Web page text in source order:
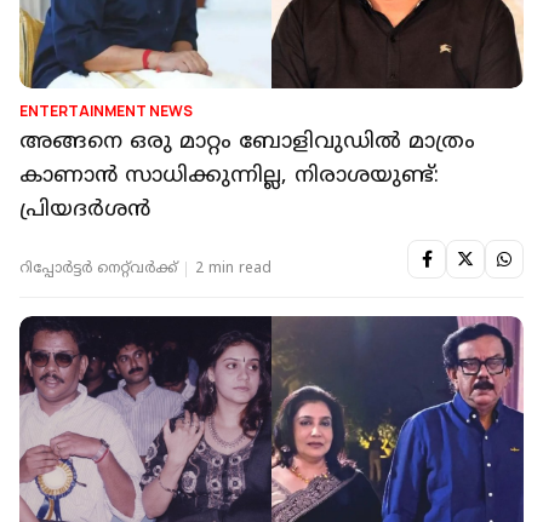
ENTERTAINMENT NEWS
അങ്ങനെ ഒരു മാറ്റം ബോളിവുഡിൽ മാത്രം
കാണാൻ സാധിക്കുന്നില്ല, നിരാശയുണ്ട്:
പ്രിയദർശൻ
റിപ്പോർട്ടർ നെറ്റ്‌വര്‍ക്ക്‌ 2 min read